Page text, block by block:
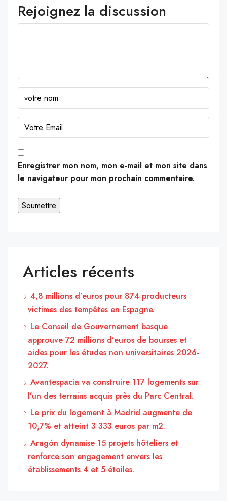
Rejoignez la discussion
Enregistrer mon nom, mon e-mail et mon site dans
le navigateur pour mon prochain commentaire.
Articles récents
4,8 millions d’euros pour 874 producteurs
victimes des tempêtes en Espagne.
Le Conseil de Gouvernement basque
approuve 72 millions d’euros de bourses et
aides pour les études non universitaires 2026-
2027.
Avantespacia va construire 117 logements sur
l’un des terrains acquis près du Parc Central.
Le prix du logement à Madrid augmente de
10,7% et atteint 3 333 euros par m2.
Aragón dynamise 15 projets hôteliers et
renforce son engagement envers les
établissements 4 et 5 étoiles.